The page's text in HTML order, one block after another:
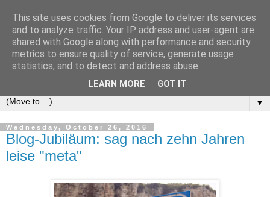
e-comm
Blog zum österreichischen und europäischen Recht der
elektronischen Kommunikationsnetze und -dienste
▼
Wednesday, October 26, 2016
Blog-Jubiläum: sag nach zehn Jahren
leise "meta"
This site uses cookies from Google to deliver its services
and to analyze traffic. Your IP address and user-agent are
shared with Google along with performance and security
metrics to ensure quality of service, generate usage
statistics, and to detect and address abuse.
LEARN MORE GOT IT